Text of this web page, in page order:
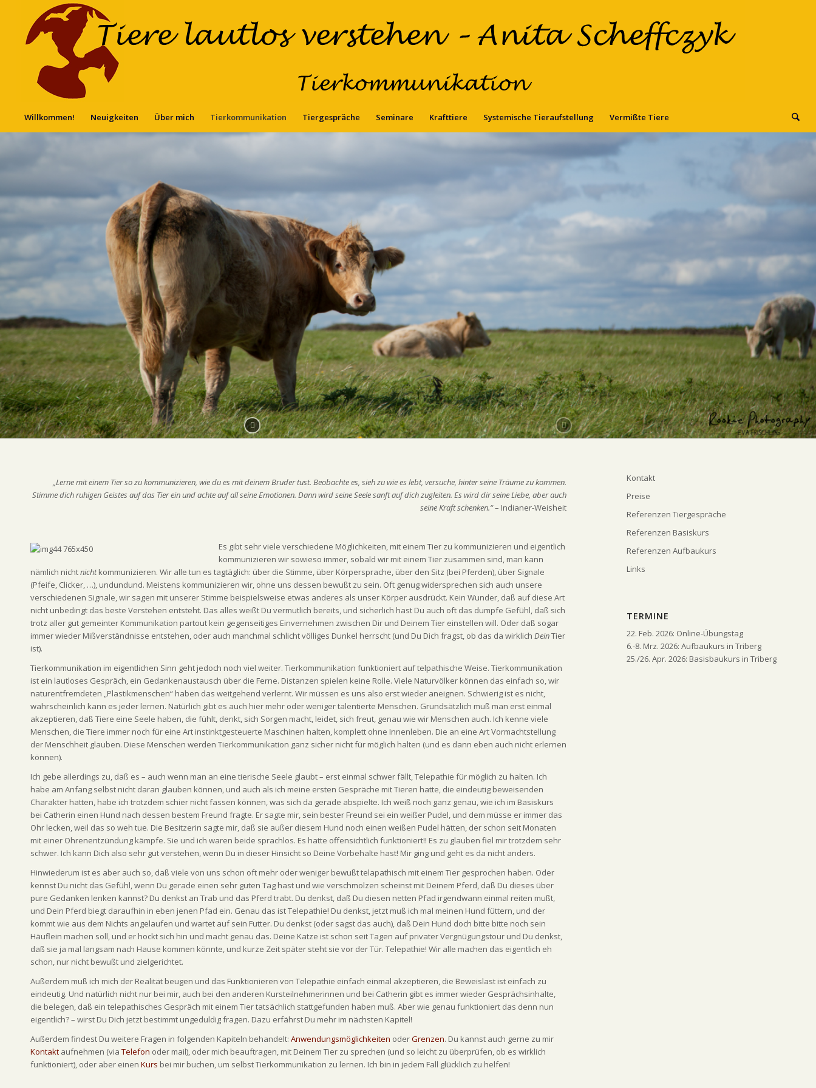
Willkommen! Neuigkeiten Über mich Tierkommunikation Tiergespräche Seminare Krafttiere Systemische Tieraufstellung Vermißte Tiere
„Lerne mit einem Tier so zu kommunizieren, wie du es mit deinem Bruder tust. Beobachte es, sieh zu wie es lebt, versuche, hinter seine Träume zu kommen.
Stimme dich ruhigen Geistes auf das Tier ein und achte auf all seine Emotionen. Dann wird seine Seele sanft auf dich zugleiten. Es wird dir seine Liebe, aber auch
seine Kraft schenken.“– Indianer-Weisheit
Es gibt sehr viele verschiedene Möglichkeiten, mit einem Tier zu kommunizieren und eigentlich
kommunizieren wir sowieso immer, sobald wir mit einem Tier zusammen sind, man kann
nämlich nichtnichtkommunizieren. Wir alle tun es tagtäglich: über die Stimme, über Körpersprache, über den Sitz (bei Pferden), über Signale
(Pfeife, Clicker, …), undundund. Meistens kommunizieren wir, ohne uns dessen bewußt zu sein. Oft genug widersprechen sich auch unsere
verschiedenen Signale, wir sagen mit unserer Stimme beispielsweise etwas anderes als unser Körper ausdrückt. Kein Wunder, daß auf diese Art
nicht unbedingt das beste Verstehen entsteht. Das alles weißt Du vermutlich bereits, und sicherlich hast Du auch oft das dumpfe Gefühl, daß sich
trotz aller gut gemeinter Kommunikation partout kein gegenseitiges Einvernehmen zwischen Dir und Deinem Tier einstellen will. Oder daß sogar
immer wieder Mißverständnisse entstehen, oder auch manchmal schlicht völliges Dunkel herrscht (und Du Dich fragst, ob das da wirklich DeinTier
ist).
Tierkommunikation im eigentlichen Sinn geht jedoch noch viel weiter. Tierkommunikation funktioniert auf telpathische Weise. Tierkommunikation
ist ein lautloses Gespräch, ein Gedankenaustausch über die Ferne. Distanzen spielen keine Rolle. Viele Naturvölker können das einfach so, wir
naturentfremdeten „Plastikmenschen“ haben das weitgehend verlernt. Wir müssen es uns also erst wieder aneignen. Schwierig ist es nicht,
wahrscheinlich kann es jeder lernen. Natürlich gibt es auch hier mehr oder weniger talentierte Menschen. Grundsätzlich muß man erst einmal
akzeptieren, daß Tiere eine Seele haben, die fühlt, denkt, sich Sorgen macht, leidet, sich freut, genau wie wir Menschen auch. Ich kenne viele
Menschen, die Tiere immer noch für eine Art instinktgesteuerte Maschinen halten, komplett ohne Innenleben. Die an eine Art Vormachtstellung
der Menschheit glauben. Diese Menschen werden Tierkommunikation ganz sicher nicht für möglich halten (und es dann eben auch nicht erlernen
können).
Ich gebe allerdings zu, daß es – auch wenn man an eine tierische Seele glaubt – erst einmal schwer fällt, Telepathie für möglich zu halten. Ich
habe am Anfang selbst nicht daran glauben können, und auch als ich meine ersten Gespräche mit Tieren hatte, die eindeutig beweisenden
Charakter hatten, habe ich trotzdem schier nicht fassen können, was sich da gerade abspielte. Ich weiß noch ganz genau, wie ich im Basiskurs
bei Catherin einen Hund nach dessen bestem Freund fragte. Er sagte mir, sein bester Freund sei ein weißer Pudel, und dem müsse er immer das
Ohr lecken, weil das so weh tue. Die Besitzerin sagte mir, daß sie außer diesem Hund noch einen weißen Pudel hätten, der schon seit Monaten
mit einer Ohrenentzündung kämpfe. Sie und ich waren beide sprachlos. Es hatte offensichtlich funktioniert!! Es zu glauben fiel mir trotzdem sehr
schwer. Ich kann Dich also sehr gut verstehen, wenn Du in dieser Hinsicht so Deine Vorbehalte hast! Mir ging und geht es da nicht anders.
Hinwiederum ist es aber auch so, daß viele von uns schon oft mehr oder weniger bewußt telapathisch mit einem Tier gesprochen haben. Oder
kennst Du nicht das Gefühl, wenn Du gerade einen sehr guten Tag hast und wie verschmolzen scheinst mit Deinem Pferd, daß Du dieses über
pure Gedanken lenken kannst? Du denkst an Trab und das Pferd trabt. Du denkst, daß Du diesen netten Pfad irgendwann einmal reiten mußt,
und Dein Pferd biegt daraufhin in eben jenen Pfad ein. Genau das ist Telepathie! Du denkst, jetzt muß ich mal meinen Hund füttern, und der
kommt wie aus dem Nichts angelaufen und wartet auf sein Futter. Du denkst (oder sagst das auch), daß Dein Hund doch bitte bitte noch sein
Häuflein machen soll, und er hockt sich hin und macht genau das. Deine Katze ist schon seit Tagen auf privater Vergnügungstour und Du denkst,
daß sie ja mal langsam nach Hause kommen könnte, und kurze Zeit später steht sie vor der Tür. Telepathie! Wir alle machen das eigentlich eh
schon, nur nicht bewußt und zielgerichtet.
Außerdem muß ich mich der Realität beugen und das Funktionieren von Telepathie einfach einmal akzeptieren, die Beweislast ist einfach zu
eindeutig. Und natürlich nicht nur bei mir, auch bei den anderen Kursteilnehmerinnen und bei Catherin gibt es immer wieder Gesprächsinhalte,
die belegen, daß ein telepathisches Gespräch mit einem Tier tatsächlich stattgefunden haben muß. Aber wie genau funktioniert das denn nun
eigentlich? – wirst Du Dich jetzt bestimmt ungeduldig fragen. Dazu erfährst Du mehr im nächsten Kapitel!
Außerdem findest Du weitere Fragen in folgenden Kapiteln behandelt: Anwendungsmöglichkeiten oderGrenzen. Du kannst auch gerne zu mir
Kontakt aufnehmen (via Telefon oder mail), oder mich beauftragen, mit Deinem Tier zu sprechen (und so leicht zu überprüfen, ob es wirklich
funktioniert), oder aber einen Kurs bei mir buchen, um selbst Tierkommunikation zu lernen. Ich bin in jedem Fall glücklich zu helfen!
Kontakt
Preise
Referenzen Tiergespräche
Referenzen Basiskurs
Referenzen Aufbaukurs
Links
TERMINE
22. Feb. 2026: Online-Übungstag
6.-8. Mrz. 2026: Aufbaukurs in Triberg
25./26. Apr. 2026: Basisbaukurs in Triberg